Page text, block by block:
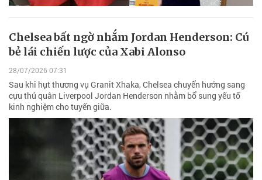
Chelsea bất ngờ nhắm Jordan Henderson: Cú
bẻ lái chiến lược của Xabi Alonso
28/07/2026 07:31
Sau khi hụt thương vụ Granit Xhaka, Chelsea chuyển hướng sang
cựu thủ quân Liverpool Jordan Henderson nhằm bổ sung yếu tố
kinh nghiệm cho tuyến giữa.